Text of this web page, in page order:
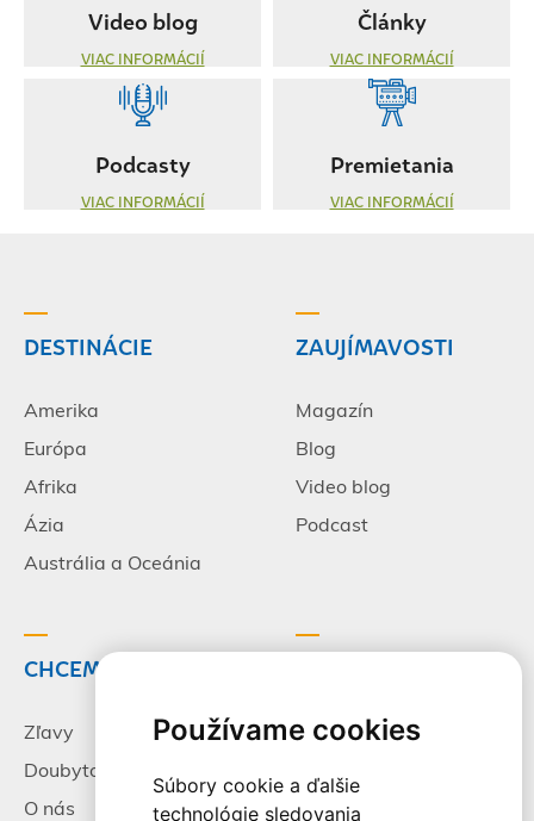
Používame cookies
Súbory cookie a ďalšie
technológie sledovania
Video blog
VIAC INFORMÁCIÍ
Články
VIAC INFORMÁCIÍ
Podcasty
VIAC INFORMÁCIÍ
Premietania
VIAC INFORMÁCIÍ
DESTINÁCIE
Amerika
Európa
Afrika
Ázia
Austrália a Oceánia
ZAUJÍMAVOSTI
Magazín
Blog
Video blog
Podcast
CHCEM CESTOVAŤ
Zľavy
Doubytovanie
O nás
Pracovné príležitosti
Všeobecné zmluvné